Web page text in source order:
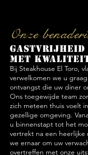
Onze
Gastvrijheid
met
Bij Steakhouse El Toro,
verwelkomen we u
ontvangst die uw diner
Ons toegewijde team
zich meteen thuis voelt
gezellige omgeving.
u binnenstapt tot het
vertrekt na een heerlijke
we ernaar om uw
overtreffen met onze